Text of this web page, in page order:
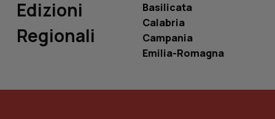
Edizioni
Regionali
Basilicata
Calabria
Campania
Emilia-Romagna_ga_0VMQEQKQ1N